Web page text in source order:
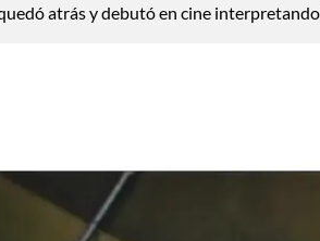
atrás y debutó en cine